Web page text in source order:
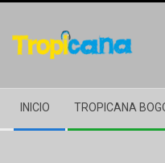
content
Navigation
Menu
INICIO TROPICANA